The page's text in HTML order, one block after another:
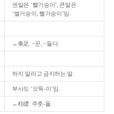
센말은 ‘빨가숭이’, 큰말은
‘벌거숭이, 뻘거숭이’임.
←奉足. ~꾼, ~들다.
하지 말라고 금지하는 말.
부사도 ‘오뚝-이’임.
←柱礎. 주춧-돌.